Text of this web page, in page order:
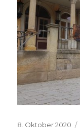
Veröffentlicht
8. Oktober 2020